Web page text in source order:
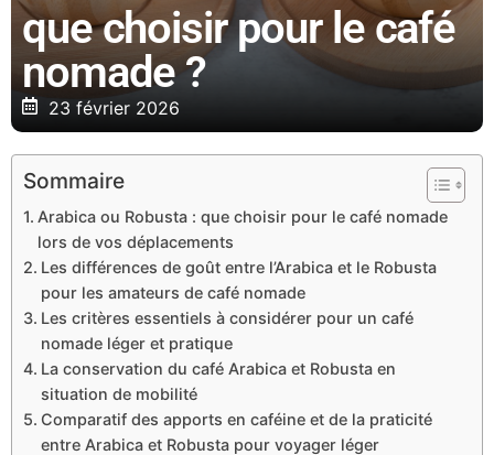
que choisir pour le café
nomade ?
23 février 2026
Sommaire
Arabica ou Robusta : que choisir pour le café nomade
lors de vos déplacements
Les différences de goût entre l’Arabica et le Robusta
pour les amateurs de café nomade
Les critères essentiels à considérer pour un café
nomade léger et pratique
La conservation du café Arabica et Robusta en
situation de mobilité
Comparatif des apports en caféine et de la praticité
entre Arabica et Robusta pour voyager léger